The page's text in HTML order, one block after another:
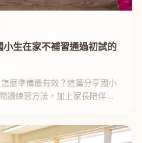
生在家不補習通過初試的
麼準備最有效？這篇分享國小
讀練習方法，加上家長陪伴心